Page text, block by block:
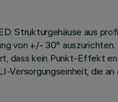
Strukturgehäuse aus
von +/- 30°
dass kein Punkt-Effekt
Versorgungseinheit, die